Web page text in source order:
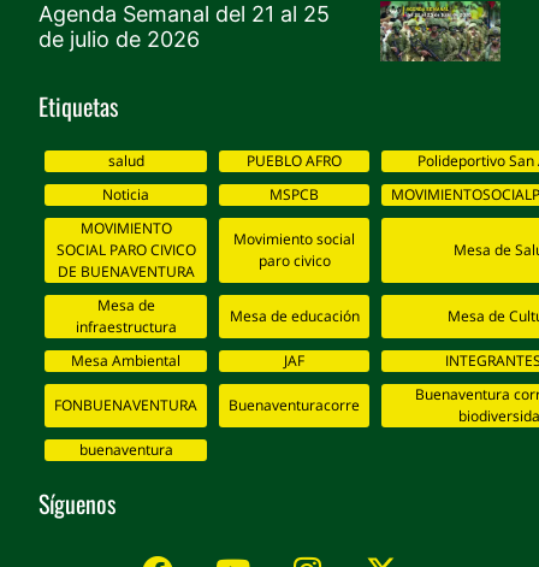
Agenda Semanal del 21 al 25
de julio de 2026
Etiquetas
salud PUEBLO AFRO
Polideportivo
Noticia
MSPCB
MOVIMIENTO
SOCIAL PARO CIVICO
DE BUENAVENTURA
Movimiento social
paro civico
Mesa de
Mesa de
infraestructura
Mesa de educación Mesa de
Mesa Ambiental JAF
FONBUENAVENTURA Buenaventuracorre
Buenaventura
buenaventura
Síguenos